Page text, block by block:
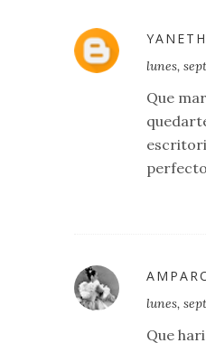
YANETH
lunes,
Que
lunes,
Que